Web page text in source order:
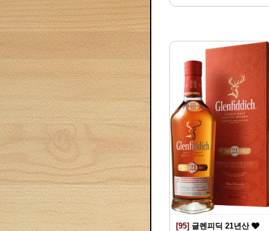
[95] 글렌피딕 21년산